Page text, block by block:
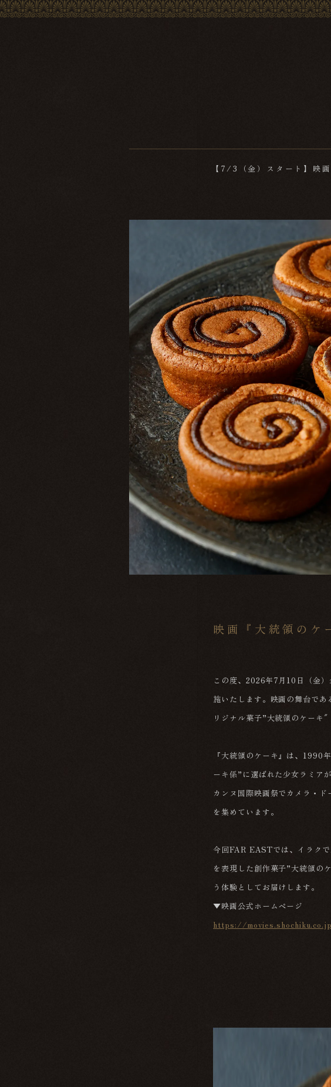
【7/3（金）スタート】映
映画『大統領のケ
この度、2026年7月10日（金
施いたします。映画の舞台で
リジナル菓子”大統領のケーキ
『大統領のケーキ』は、1990
ーキ係”に選ばれた少女ラミア
カンヌ国際映画祭でカメラ・
を集めています。
今回FAR EASTでは、イラク
を表現した創作菓子”大統領の
う体験としてお届けします。
▼映画公式ホームページ
https://